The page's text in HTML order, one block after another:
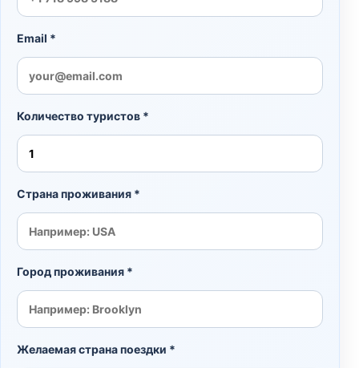
Email *
Количество туристов *
Страна проживания *
Город проживания *
Желаемая страна поездки *